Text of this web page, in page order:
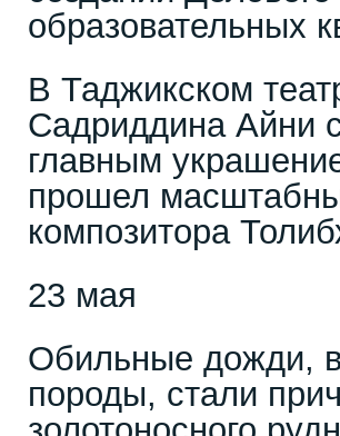
образовательных
В Таджикском
Садриддина Айни
главным
прошел
композитора
23 мая
Обильные дожди,
породы, стали